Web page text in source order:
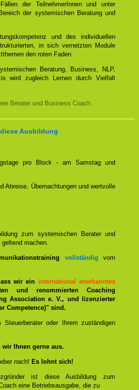
der TeilnehmerInnen und unter
der systemischen Beratung und
und des individuellen
in sich vernetzten Module
den roten Faden.
Beratung, Business, NLP,
wird zugleich Lernen durch Vielfalt
Berater und Business Coach
Ausbildung
pro Block - am Samstag und
Abreise, Übernachtungen und wertvolle
zum systemischen Berater und
machen.
vollständig vom
wir ein international anerkanntes
und renommierten Coaching
Association e. V., und lizenzierter
Competence)" sind.
Steuerberater oder Ihrem zuständigen
Ihnen gerne aus.
nach! Es lohnt sich!
ist diese Ausbildung zum
eine Betriebsausgabe, die zu